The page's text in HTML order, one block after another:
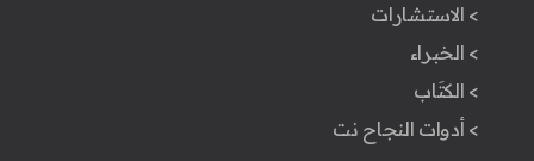
> الاستشارات
> الخبراء
> الكتَاب
> أدوات النجاح نت